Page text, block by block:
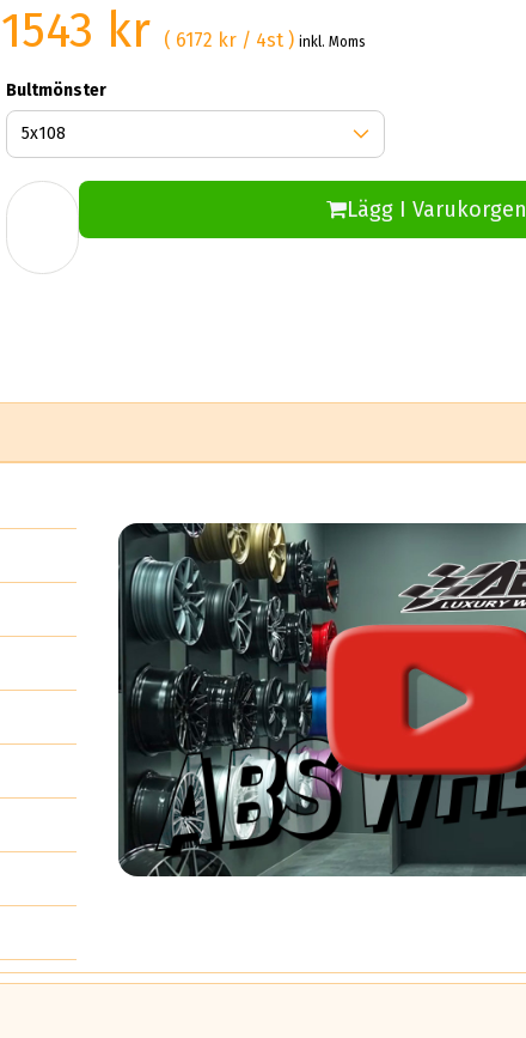
1543 kr ( 6172 kr / 4st )inkl. Moms
Bultmönster
Lägg I Varukorgen